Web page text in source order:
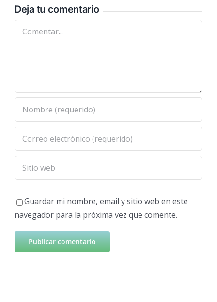
Deja tu comentario
Comentar
Guardar mi nombre, email y sitio web en este
navegador para la próxima vez que comente.